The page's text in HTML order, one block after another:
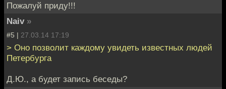
Пожалуй приду!!!
Naiv »
#5 | 27.03.14 17:19
> Оно позволит каждому увидеть известных людей
Петербурга
Д.Ю., а будет запись беседы?